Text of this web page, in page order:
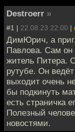
Destroerr »
#1 | 22.08.23 22:00 |
ДимЮрич, а
Павлова. Сам он
житель Питера.
рутубе. Он
выходит очень
бы подкинуть
есть страничка
Полезный
новостями.